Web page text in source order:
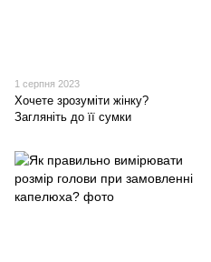
1 серпня 2023
Хочете зрозуміти жінку?
Загляніть до її сумки